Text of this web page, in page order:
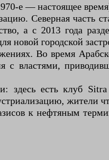
е — настоящее
Северная
а с 2013 года
новой городской
Во время
с властями,
здесь есть клуб
жители
к нефтяным